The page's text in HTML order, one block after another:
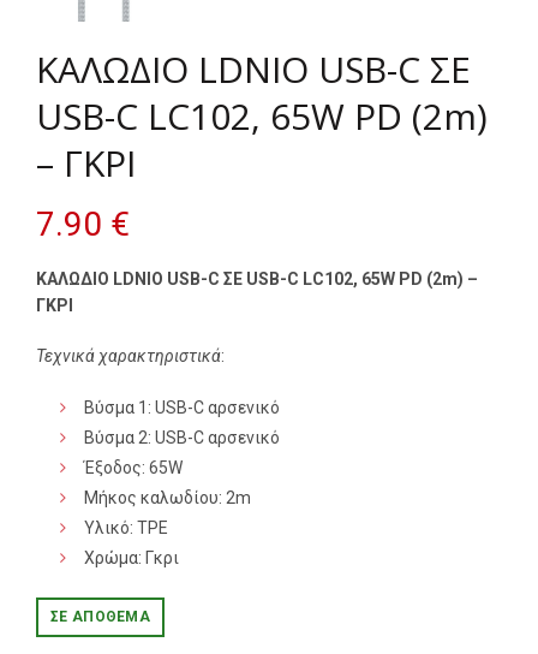
ΚΑΛΩΔΙΟ LDNIO USB-C ΣΕ
USB-C LC102, 65W PD (2m)
– ΓΚΡΙ
7.90 €
ΚΑΛΩΔΙΟ LDNIO USB-C ΣΕ USB-C LC102, 65W PD (2m) –
ΓΚΡΙ
Τεχνικά χαρακτηριστικά:
Βύσμα 1: USB-C αρσενικό
Βύσμα 2: USB-C αρσενικό
Έξοδος: 65W
Μήκος καλωδίου: 2m
Υλικό: TPE
Χρώμα: Γκρι
ΣΕ ΑΠΌΘΕΜΑ